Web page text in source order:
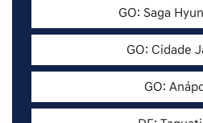
GO: Saga
GO: Cidade
GO: